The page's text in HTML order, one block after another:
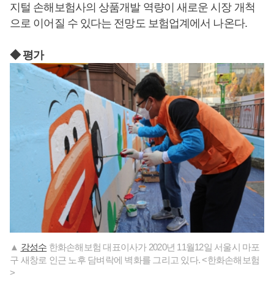
지털 손해보험사의 상품개발 역량이 새로운 시장 개척
으로 이어질 수 있다는 전망도 보험업계에서 나온다.
◆ 평가
▲ 강성수 한화손해보험 대표이사가 2020년 11월12일 서울시 마포
구 새창로 인근 노후 담벼락에 벽화를 그리고 있다. <한화손해보험
>